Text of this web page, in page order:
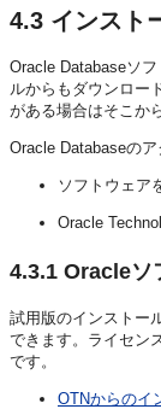
4.3 インスト
Oracle Databaseソ
ルからもダウンロー
がある場合はそこか
Oracle Databaseの
ソフトウェア
Oracle
4.3.1 Oracleソ
試用版のインストー
できます。ライセン
です。
OTNからのイ